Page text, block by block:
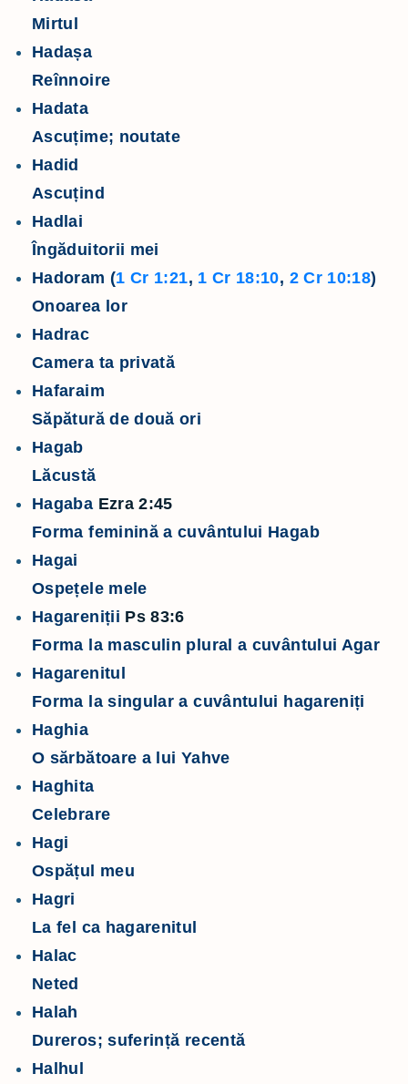
Mirtul
Hadașa
Reînnoire
Hadata
Ascuțime; noutate
Hadid
Ascuțind
Hadlai
Îngăduitorii mei
Hadoram (1 Cr 1:21, 1 Cr 18:10, 2 Cr 10:18)
Onoarea lor
Hadrac
Camera ta privată
Hafaraim
Săpătură de două ori
Hagab
Lăcustă
Hagaba Ezra 2:45
Forma feminină a cuvântului Hagab
Hagai
Ospețele mele
Hagareniții Ps 83:6
Forma la masculin plural a cuvântului Agar
Hagarenitul
Forma la singular a cuvântului hagareniți
Haghia
O sărbătoare a lui Yahve
Haghita
Celebrare
Hagi
Ospățul meu
Hagri
La fel ca hagarenitul
Halac
Neted
Halah
Dureros; suferință recentă
Halhul